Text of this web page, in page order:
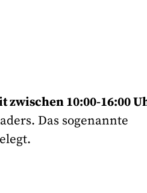
zwischen 10:00-16:00
Das sogenannte